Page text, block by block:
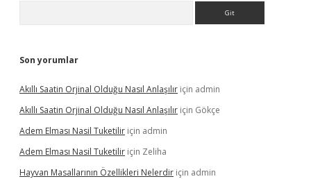
Son yorumlar
Akıllı Saatin Orjinal Olduğu Nasıl Anlaşılır için admin
Akıllı Saatin Orjinal Olduğu Nasıl Anlaşılır için Gökçe
Adem Elması Nasil Tuketilir için admin
Adem Elması Nasil Tuketilir için Zeliha
Hayvan Masallarının Özellikleri Nelerdir için admin